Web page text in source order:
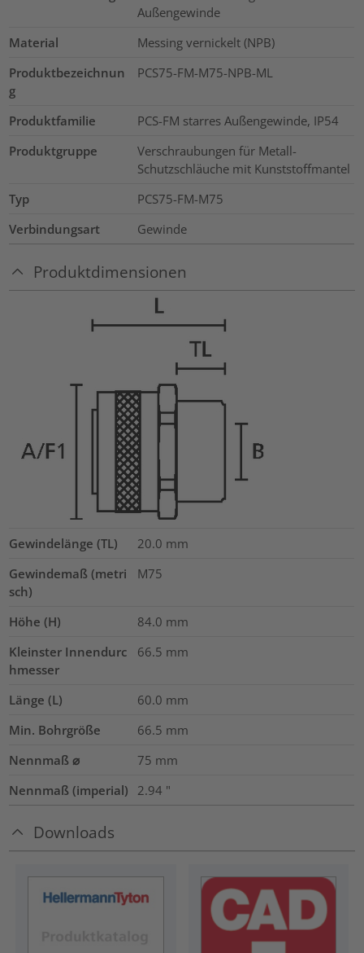
Außengewinde
Material
Messing vernickelt (NPB)
Produktbezeichnun
g
PCS75-FM-M75-NPB-ML
Produktfamilie
PCS-FM starres Außengewinde, IP54
Produktgruppe
Verschraubungen für Metall-
Schutzschläuche mit Kunststoffmantel
Typ
PCS75-FM-M75
Verbindungsart
Gewinde
Produktdimensionen
Gewindelänge (TL) 20.0 mm
Gewindemaß (metri
sch)
M75
Höhe (H) 84.0 mm
Kleinster Innendurc
hmesser
66.5 mm
Länge (L) 60.0 mm
Min. Bohrgröße
66.5 mm
Nennmaß ⌀
75 mm
Nennmaß (imperial)
2.94 "
Downloads